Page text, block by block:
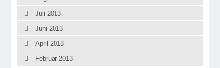
Juli 2013
Juni 2013
April 2013
Februar 2013